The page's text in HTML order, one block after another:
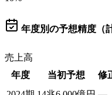
年度別の予想精度（
売上高
年度
当初予想 修